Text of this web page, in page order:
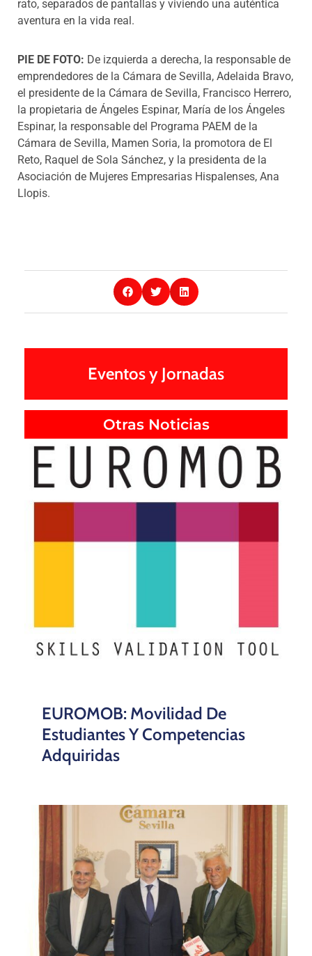
rato, separados de pantallas y viviendo una auténtica
aventura en la vida real.
PIE DE FOTO: De izquierda a derecha, la responsable de
emprendedores de la Cámara de Sevilla, Adelaida Bravo,
el presidente de la Cámara de Sevilla, Francisco Herrero,
la propietaria de Ángeles Espinar, María de los Ángeles
Espinar, la responsable del Programa PAEM de la
Cámara de Sevilla, Mamen Soria, la promotora de El
Reto, Raquel de Sola Sánchez, y la presidenta de la
Asociación de Mujeres Empresarias Hispalenses, Ana
Llopis.
Eventos y Jornadas
Otras Noticias
EUROMOB: Movilidad De
Estudiantes Y Competencias
Adquiridas